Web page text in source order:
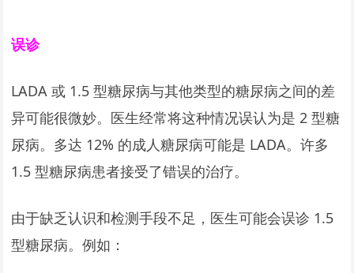
误诊
LADA 或 1.5 型糖尿病与其他类型的糖尿病之间的差
异可能很微妙。医生经常将这种情况误认为是 2 型糖
尿病。多达 12% 的成人糖尿病可能是 LADA。许多
1.5 型糖尿病患者接受了错误的治疗。
由于缺乏认识和检测手段不足，医生可能会误诊 1.5
型糖尿病。例如：